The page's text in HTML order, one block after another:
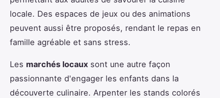
locale. Des espaces de jeux ou des animations
peuvent aussi être proposés, rendant le repas en
famille agréable et sans stress.
Les marchés locaux sont une autre façon
passionnante d'engager les enfants dans la
découverte culinaire. Arpenter les stands colorés